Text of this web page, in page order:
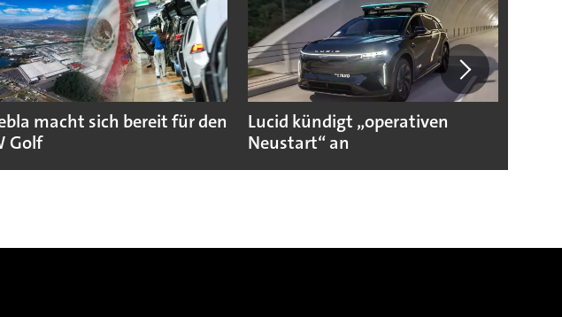
macht sich bereit für den
Golf
Lucid kündigt „operativen
Neustart“ an